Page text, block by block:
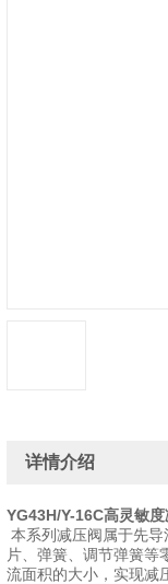
详情介绍
YG43H/Y-16C高灵敏
本系列减压阀属于先
片、弹簧、调节弹簧
流面积的大小，实现减